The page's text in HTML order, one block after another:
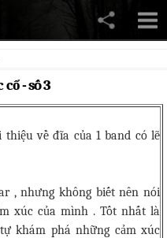
- số 3
thiệu về đĩa của 1 band có lẽ
, nhưng không biết nên nói
xúc của mình . Tốt nhất là
khám phá những cảm xúc